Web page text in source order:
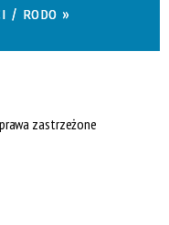
/ RODO »
zastrzeżone